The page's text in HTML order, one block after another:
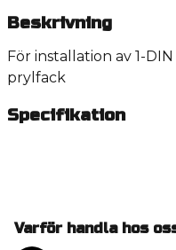
Beskrivning
För installation av 1-
prylfack
Specifikation
Varför handla hos